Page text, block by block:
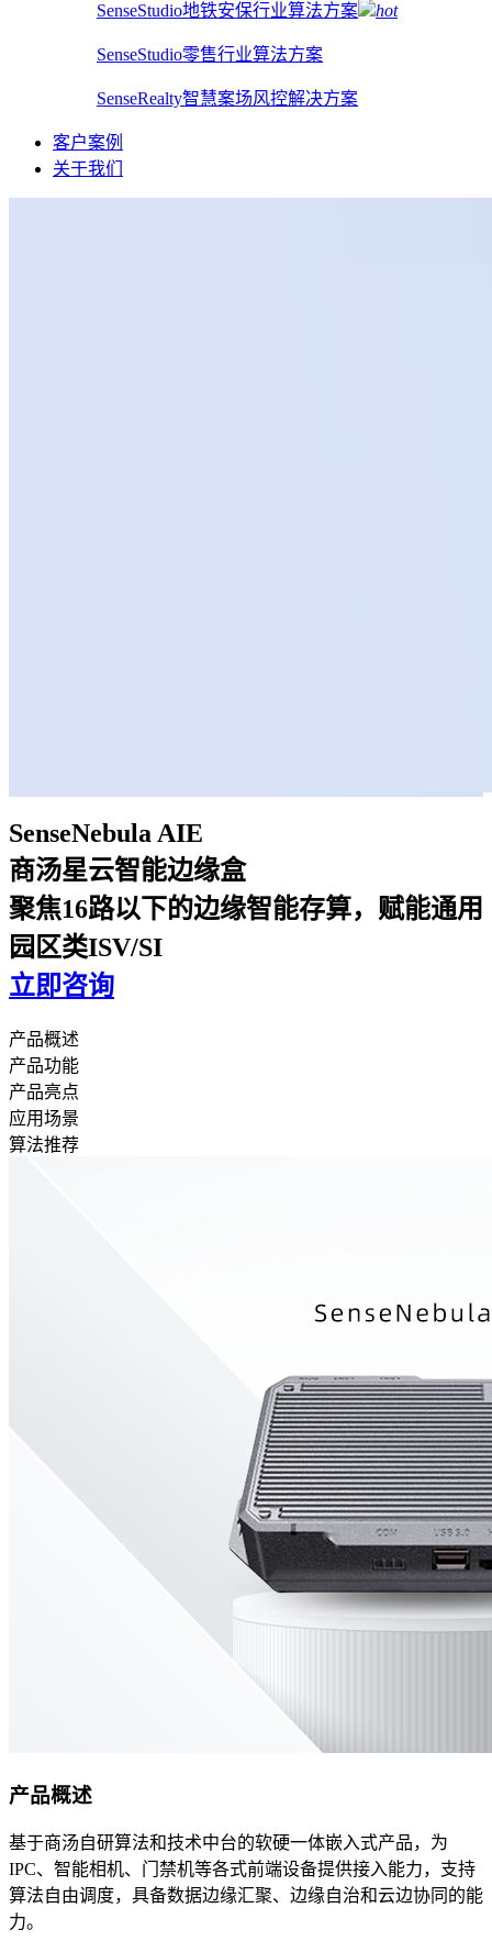
SenseStudio地铁安保行业算法方案 hot
SenseStudio零售行业算法方案
SenseRealty智慧案场风控解决方案
客户案例
关于我们
SenseNebula AIE
商汤星云智能边缘盒
聚焦16路以下的边缘智能存算，赋能通用
园区类ISV/SI
立即咨询
产品概述
产品功能
产品亮点
应用场景
算法推荐
产品概述
基于商汤自研算法和技术中台的软硬一体嵌入式产品，为
IPC、智能相机、门禁机等各式前端设备提供接入能力，支持
算法自由调度，具备数据边缘汇聚、边缘自治和云边协同的能
力。